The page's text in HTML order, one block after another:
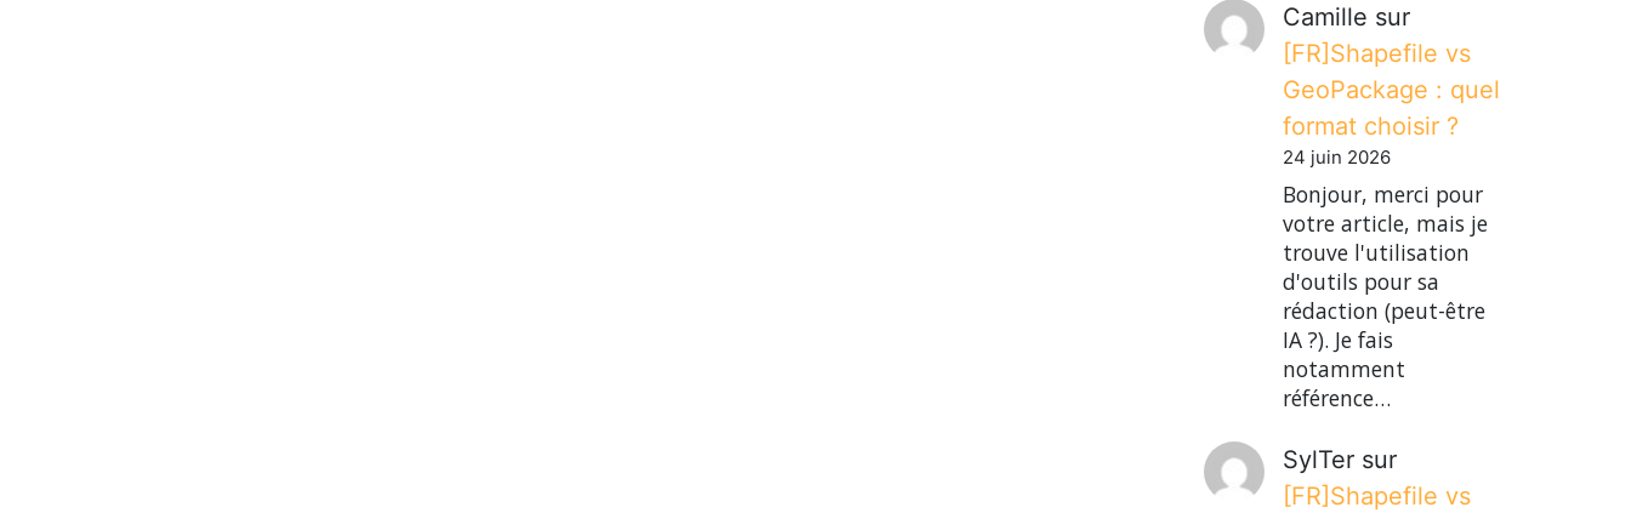
Camille sur
[FR]Shapefile vs
GeoPackage : quel
format choisir ?
24 juin 2026
Bonjour, merci pour
votre article, mais je
trouve l'utilisation
d'outils pour sa
rédaction (peut-être
IA ?). Je fais
notamment
référence…
SylTer sur
[FR]Shapefile vs